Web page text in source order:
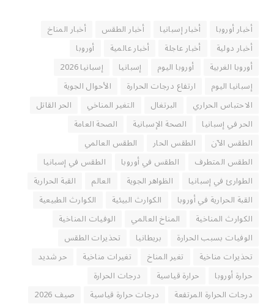
أخبار أوروبا أخبار إسبانيا أخبار الطقس
أخبار المناخ
أخبار دولية
أخبار عاجلة أخبار عالمية
أوروبا
أوروبا الغربية
أوروبا اليوم إسبانيا
إسبانيا 2026
إسبانيا اليوم
ارتفاع درجات الحرارة
الأحوال الجوية
الاحتباس الحراري
البرتغال التغير المناخي
الحر القاتل
الحر في إسبانيا
الصحة الإسبانية
الصحة العامة
الطقس الآن
الطقس الحار
الطقس العالمي
الطقس المتطرف
الطقس في أوروبا
الطقس في إسبانيا
الطوارئ في إسبانيا
الظواهر الجوية العالم
القبة الحرارية
القبة الحرارية في أوروبا
الكوارث البيئية
الكوارث الطبيعية
الكوارث المناخية
المناخ العالمي
الوفيات المناخية
الوفيات بسبب الحرارة
بريطانيا
تحذيرات الطقس
تحذيرات مناخية
تغير المناخ تغيرات مناخية
حر شديد
حرارة أوروبا
حرارة قياسية
درجات الحرارة
درجات الحرارة المرتفعة
درجات حرارة قياسية
صيف 2026